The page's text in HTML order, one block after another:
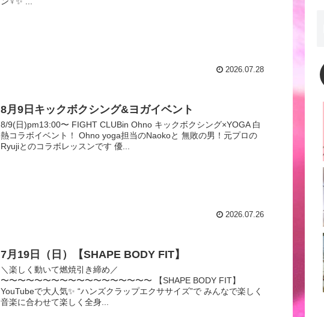
2026.07.28
8月9日キックボクシング&ヨガイベント
8/9(日)pm13:00〜 FIGHT CLUBin Ohno キックボクシング×YOGA 白
熱コラボイベント！ Ohno yoga担当のNaokoと 無敗の男！元プロの
Ryujiとのコラボレッスンです 優...
2026.07.26
7月19日（日）【SHAPE BODY FIT】
＼楽しく動いて燃焼引き締め／
〜〜〜〜〜〜〜〜〜〜〜〜〜〜〜〜〜〜 【SHAPE BODY FIT】
YouTubeで大人気✨ “ハンズクラップエクササイズ”で みんなで楽しく
音楽に合わせて楽しく全身...